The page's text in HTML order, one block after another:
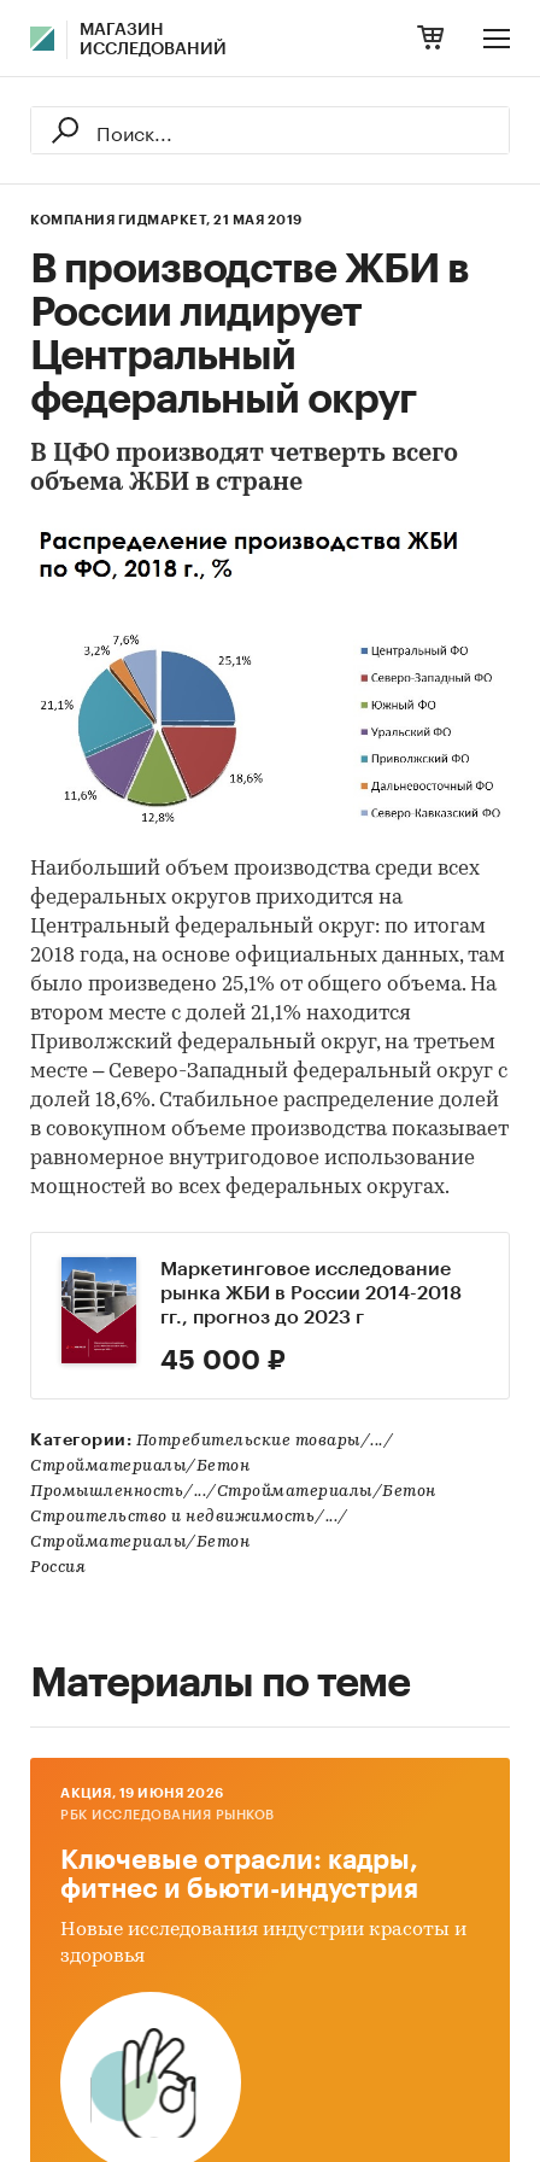
МАГАЗИН
ИССЛЕДОВАНИЙ
КОМПАНИЯ ГИДМАРКЕТ, 21 МАЯ 2019
В производстве ЖБИ в
России лидирует
Центральный
федеральный округ
В ЦФО производят четверть всего
объема ЖБИ в стране
Наибольший объем производства среди всех
федеральных округов приходится на
Центральный федеральный округ: по итогам
2018 года, на основе официальных данных, там
было произведено 25,1% от общего объема. На
втором месте с долей 21,1% находится
Приволжский федеральный округ, на третьем
месте – Северо-Западный федеральный округ с
долей 18,6%. Стабильное распределение долей
в совокупном объеме производства показывает
равномерное внутригодовое использование
мощностей во всех федеральных округах.
Маркетинговое исследование
рынка ЖБИ в России 2014-2018
гг., прогноз до 2023 г
45 000 ₽
Категории: Потребительские товары/.../
Стройматериалы/Бетон
Промышленность/.../Стройматериалы/Бетон
Строительство и недвижимость/.../
Стройматериалы/Бетон
Россия
Материалы по теме
AКЦИЯ, 19 ИЮНЯ 2026
РБК ИССЛЕДОВАНИЯ РЫНКОВ
Ключевые отрасли: кадры,
фитнес и бьюти-индустрия
Новые исследования индустрии красоты и
здоровья